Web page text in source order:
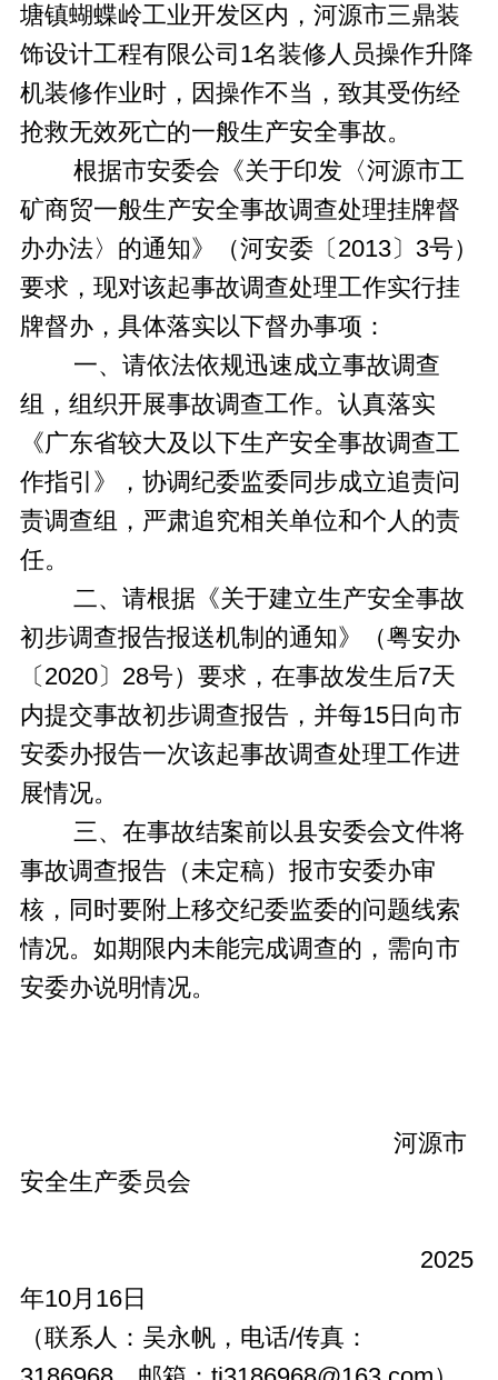
塘镇蝴蝶岭工业开发区内，河源市三鼎装
饰设计工程有限公司1名装修人员操作升降
机装修作业时，因操作不当，致其受伤经
抢救无效死亡的一般生产安全事故。
根据市安委会《关于印发〈河源市工
矿商贸一般生产安全事故调查处理挂牌督
办办法〉的通知》（河安委〔2013〕3号）
要求，现对该起事故调查处理工作实行挂
牌督办，具体落实以下督办事项：
一、请依法依规迅速成立事故调查
组，组织开展事故调查工作。认真落实
《广东省较大及以下生产安全事故调查工
作指引》，协调纪委监委同步成立追责问
责调查组，严肃追究相关单位和个人的责
任。
二、请根据《关于建立生产安全事故
初步调查报告报送机制的通知》（粤安办
〔2020〕28号）要求，在事故发生后7天
内提交事故初步调查报告，并每15日向市
安委办报告一次该起事故调查处理工作进
展情况。
三、在事故结案前以县安委会文件将
事故调查报告（未定稿）报市安委办审
核，同时要附上移交纪委监委的问题线索
情况。如期限内未能完成调查的，需向市
安委办说明情况。
河源市
安全生产委员会
2025
年10月16日
（联系人：吴永帆，电话/传真：